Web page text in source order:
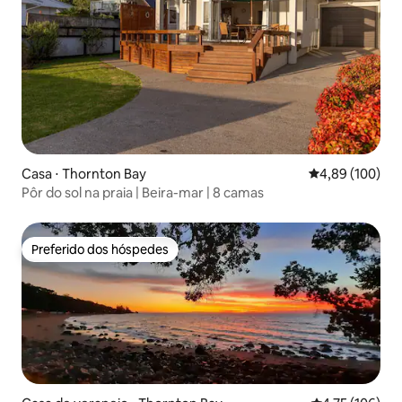
Casa ⋅ Thornton Bay 4,89 de uma
4,89 (100)
Pôr do sol na praia | Beira-mar | 8 camas
Preferido dos hóspedes
Preferido dos hóspedes